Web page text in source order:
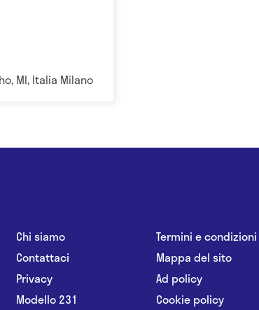
MI, Italia Milano
Chi siamo
Contattaci
Privacy
Modello 231
Termini e condizioni
Mappa del sito
Ad policy
Cookie policy